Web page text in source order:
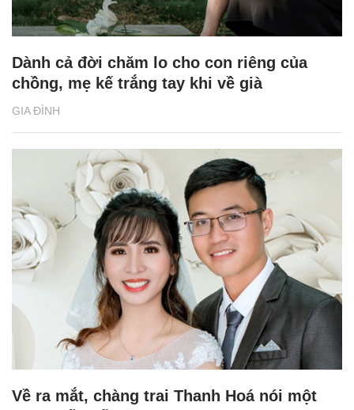
GIA ĐÌNH
Dành cả đời chăm lo cho con riêng của
chồng, mẹ kế trắng tay khi về già
Về ra mắt, chàng trai Thanh Hoá nói một